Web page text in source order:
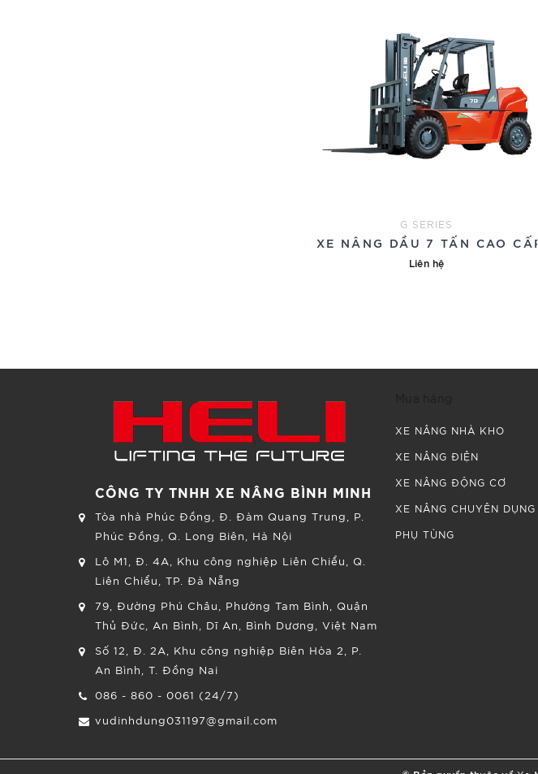
G SERIES
XE NÂNG DẦU 7 TẤN CAO CẤP
Liên hệ
CÔNG TY TNHH XE NÂNG BÌNH MINH
Tòa nhà Phúc Đồng, Đ. Đàm Quang Trung, P.
Phúc Đồng, Q. Long Biên, Hà Nội
Lô M1, Đ. 4A, Khu công nghiệp Liên Chiểu, Q.
Liên Chiểu, TP. Đà Nẵng
79, Đường Phú Châu, Phường Tam Bình, Quận
Thủ Đức, An Bình, Dĩ An, Bình Dương, Việt Nam
Số 12, Đ. 2A, Khu công nghiệp Biên Hòa 2, P.
An Bình, T. Đồng Nai
086 - 860 - 0061 (24/7)
vudinhdung031197@gmail.com
XE NÂNG NHÀ KHO
XE NÂNG ĐIỆN
XE NÂNG ĐỘNG CƠ
XE NÂNG CHUYÊN DỤNG
PHỤ TÙNG